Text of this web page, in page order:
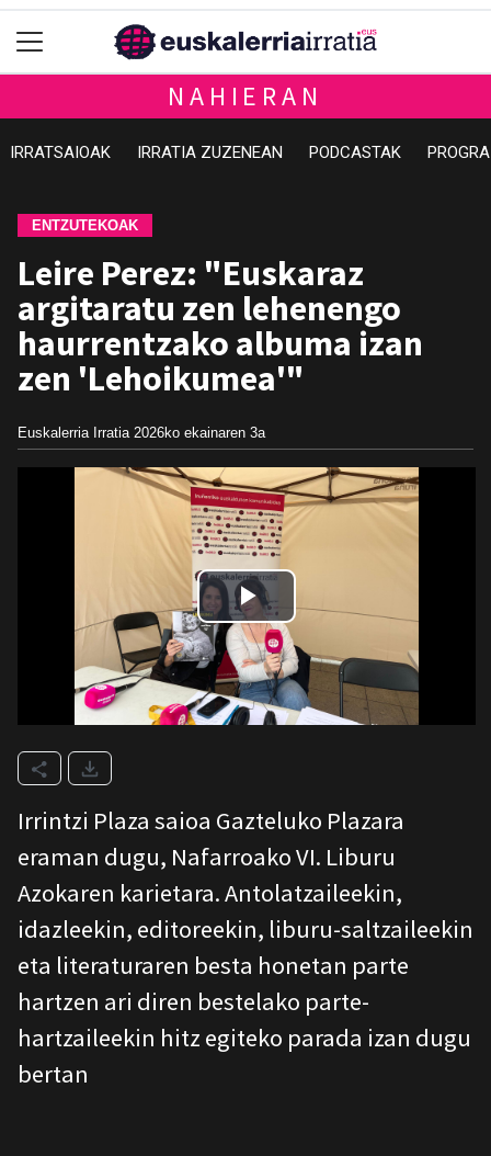
NAHIERAN
IRRATSAIOAK IRRATIA ZUZENEAN PODCASTAK
ENTZUTEKOAK
Leire Perez: "Euskaraz
argitaratu zen lehenengo
haurrentzako albuma izan
zen 'Lehoikumea'"
Euskalerria Irratia 2026ko ekainaren 3a
Irrintzi Plaza saioa Gazteluko Plazara
eraman dugu, Nafarroako VI. Liburu
Azokaren karietara. Antolatzaileekin,
idazleekin, editoreekin, liburu-saltzaileekin
eta literaturaren besta honetan parte
hartzen ari diren bestelako parte-
hartzaileekin hitz egiteko parada izan dugu
bertan